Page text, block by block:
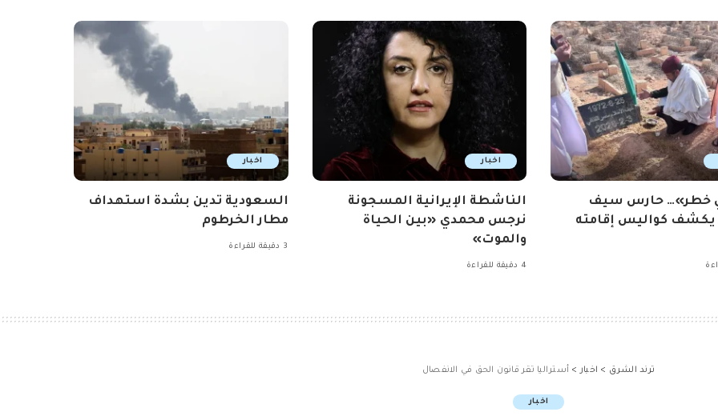
خطر»… حارس سيف
يكشف كواليس إقامته
اخبار
الناشطة الإيرانية المسجونة
نرجس محمدي «بين الحياة
والموت»
4 دقيقة للقراءة
اخبار
السعودية تدين بشدة استهداف
مطار الخرطوم
3 دقيقة للقراءة
ترند الشرق > اخبار> أستراليا تقر قانون الحق في الانفصال
اخبار